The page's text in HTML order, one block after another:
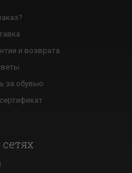
и возврата
за обувью